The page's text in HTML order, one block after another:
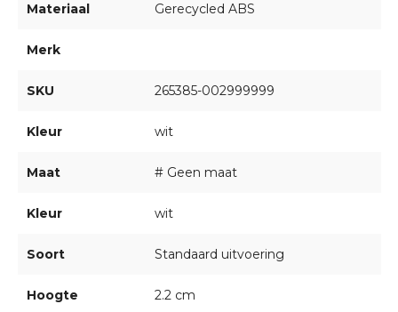
Materiaal Gerecycled ABS
Merk
SKU 265385-002999999
Kleur wit
Maat # Geen maat
Kleur wit
Soort Standaard uitvoering
Hoogte 2.2 cm